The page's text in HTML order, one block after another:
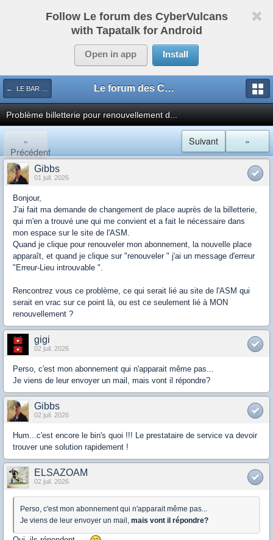
Follow Le forum des CyberVulcans
with Tapatalk for Android
Open in app Install
← LE BAR DES SPORTS Le forum des CyberVulcans
Problème billetterie pour renouvellement d...
«
Précédent
»
Suivant
Gibbs
01 juil. 2026
Bonjour,
J'ai fait ma demande de changement de place auprès de la billetterie,
qui m'en a trouvé une qui me convient et a fait le nécessaire dans
mon espace sur le site de l'ASM.
Quand je clique pour renouveler mon abonnement, la nouvelle place
apparaît, et quand je clique sur "renouveler " j'ai un message d'erreur
"Erreur-Lieu introuvable ".
Rencontrez vous ce problème, ce qui serait lié au site de l'ASM qui
serait en vrac sur ce point là, ou est ce seulement lié à MON
renouvellement ?
gigi
02 juil. 2026
Perso, c'est mon abonnement qui n'apparait même pas...
Je viens de leur envoyer un mail, mais vont il répondre?
Gibbs
02 juil. 2026
Hum...c'est encore le bin's quoi !!! Le prestataire de service va devoir
trouver une solution rapidement !
ELSAZOAM
02 juil. 2026
Perso, c'est mon abonnement qui n'apparait même pas...
Je viens de leur envoyer un mail, mais vont il répondre?